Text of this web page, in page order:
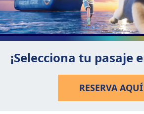
¡Selecciona tu pasaje
RESERVA AQUÍ